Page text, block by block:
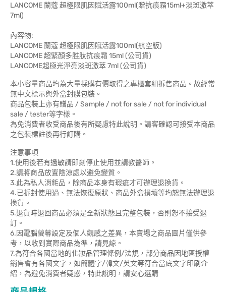
LANCOME 蘭蔻 超極限肌因賦活露100ml(贈抗痕霜15ml+淡斑激萃
7ml)
內容物:
LANCOME 蘭蔻 超極限肌因賦活露100ml(航空版)
LANCOME 超緊顏多胜肽抗痕霜 15ml (公司貨)
LANCOME超極光淨亮淡斑激萃 7ml (公司貨)
本小容量商品均為大量採購有價取得之專櫃套組拆售商品。故經常
無中文標示與外盒封膜包裝。
商品包裝上亦有贈品 / Sample / not for sale / not for individual
sale / tester等字樣。
為免消費者收受商品後有所疑慮特此說明。請客確認可接受本商品
之包裝標註後再行訂購。
注意事項
1.使用後若有過敏請即刻停止使用並請教醫師。
2.請將商品放置陰涼處以避免變質。
3.此為私人消耗品，除商品本身有瑕疵才可辦理退換貨。
4.已拆封使用過、無法恢復原狀、商品外盒損壞等均恕無法辦理退
換貨。
5.退貨時退回商品必須是全新狀態且完整包裝，否則恕不接受退
訂。
6.因電腦螢幕設定及個人觀感之差異，本賣場之商品圖片僅供參
考，以收到實際商品為準，請見諒。
7.為符合各國當地的化妝品管理條例/法規，部分商品因地區授權
銷售會有各國文字，如簡體字/韓文/英文等符合當底文字印刷介
紹，為避免消費者疑惑，特此說明，請安心選購